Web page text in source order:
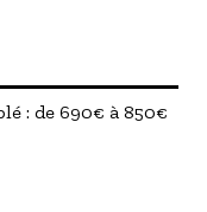
: de 690€ à 850€